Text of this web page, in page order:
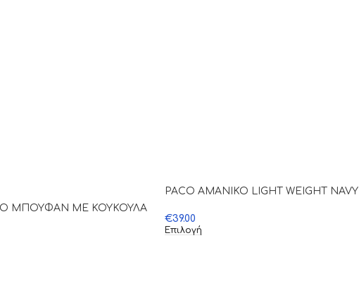
ΜΠΟΥΦΑΝ ΜΕ ΚΟΥΚΟΥΛΑ
PACO ΑΜΑΝΙΚΟ LIGHT WEIGHT NAVY
€39.00
Επιλογή